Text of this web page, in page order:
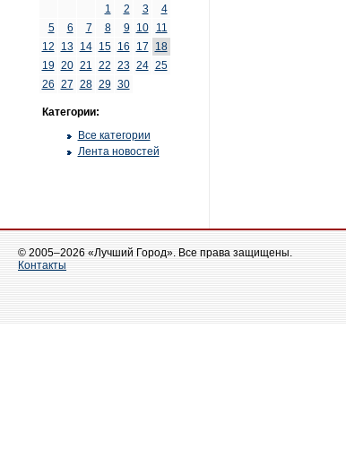
1
2 3
4
5
6 7 8 9 10
11
12
13 14 15 16 17
18
19 20 21 22 23 24 25
26 27 28 29 30
Категории:
Все категории
Лента новостей
© 2005–2026 «Лучший Город». Все права защищены.
Контакты